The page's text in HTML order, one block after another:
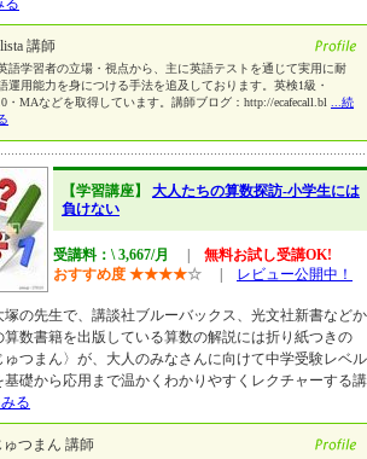
る
講師
語学習者の立場・視点から、主に英語テストを通じて実用に耐
運用能力を身につける手法を追及しております。英検1級・
・MAなどを取得しています。講師ブログ：http://ecafecall.bl
...続
【学習講座】 大人たちの算数探訪-小学生には
負けない
受講料：\ 3,667/月
無料お試し受講OK!
おすすめ度 ★★★★☆ レビュー公開中！
塚の先生で、講談社ブルーバックス、光文社新書などか
算数書籍を出版している算数の解説には折り紙つきの
ゅつまん〉が、大人のみなさんに向けて中学受験レベル
基礎から応用まで温かくわかりやすくレクチャーする講
る
ゅつまん 講師